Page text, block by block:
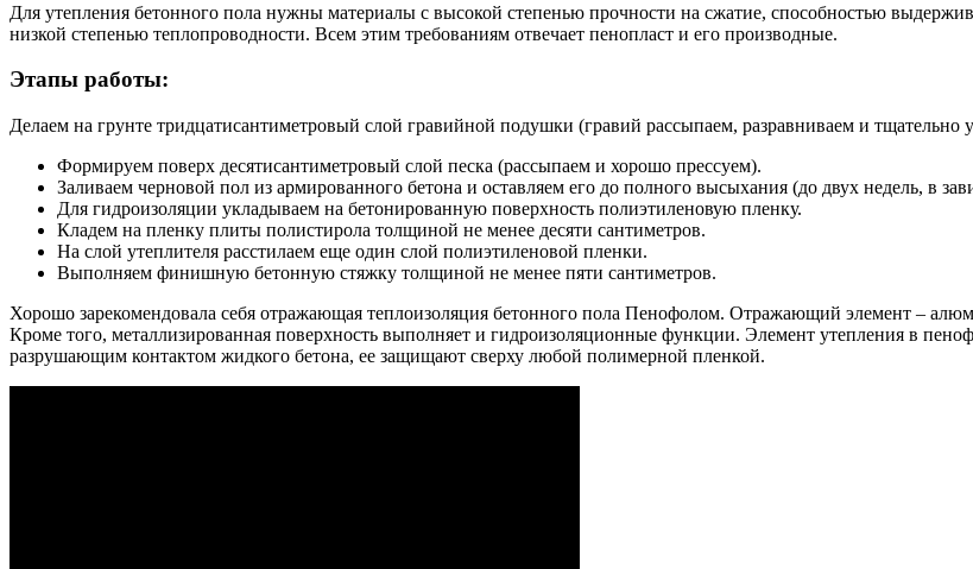
Для утепления бетонного пола нужны материалы с высокой степенью прочности на сжатие, способностью
низкой степенью теплопроводности. Всем этим требованиям отвечает пенопласт и его производные.
Этапы работы:
Делаем на грунте тридцатисантиметровый слой гравийной подушки (гравий рассыпаем, разравниваем и тщательно
Формируем поверх десятисантиметровый слой песка (рассыпаем и хорошо прессуем).
Заливаем черновой пол из армированного бетона и оставляем его до полного высыхания (до двух недель, в
Для гидроизоляции укладываем на бетонированную поверхность полиэтиленовую пленку.
Кладем на пленку плиты полистирола толщиной не менее десяти сантиметров.
На слой утеплителя расстилаем еще один слой полиэтиленовой пленки.
Выполняем финишную бетонную стяжку толщиной не менее пяти сантиметров.
Хорошо зарекомендовала себя отражающая теплоизоляция бетонного пола Пенофолом. Отражающий элемент –
Кроме того, металлизированная поверхность выполняет и гидроизоляционные функции. Элемент утепления в
разрушающим контактом жидкого бетона, ее защищают сверху любой полимерной пленкой.